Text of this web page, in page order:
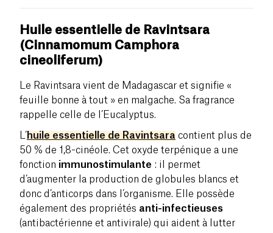
Huile essentielle de Ravintsara
(Cinnamomum Camphora
cineoliferum)
Le Ravintsara vient de Madagascar et signifie «
feuille bonne à tout » en malgache. Sa fragrance
rappelle celle de l’Eucalyptus.
L’huile essentielle de Ravintsara contient plus de
50 % de 1,8-cinéole. Cet oxyde terpénique a une
fonction immunostimulante : il permet
d’augmenter la production de globules blancs et
donc d’anticorps dans l’organisme. Elle possède
également des propriétés anti-infectieuses
(antibactérienne et antivirale) qui aident à lutter